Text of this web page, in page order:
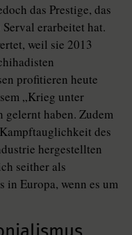
das Prestige, das
erarbeitet hat.
weil sie 2013
profitieren heute
„Krieg unter
gelernt haben. Zudem
des
hergestellten
seither als
in Europa, wenn es um